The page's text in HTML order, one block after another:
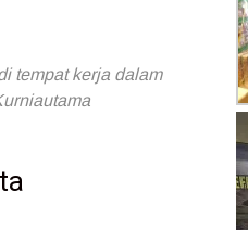
tempat kerja dalam